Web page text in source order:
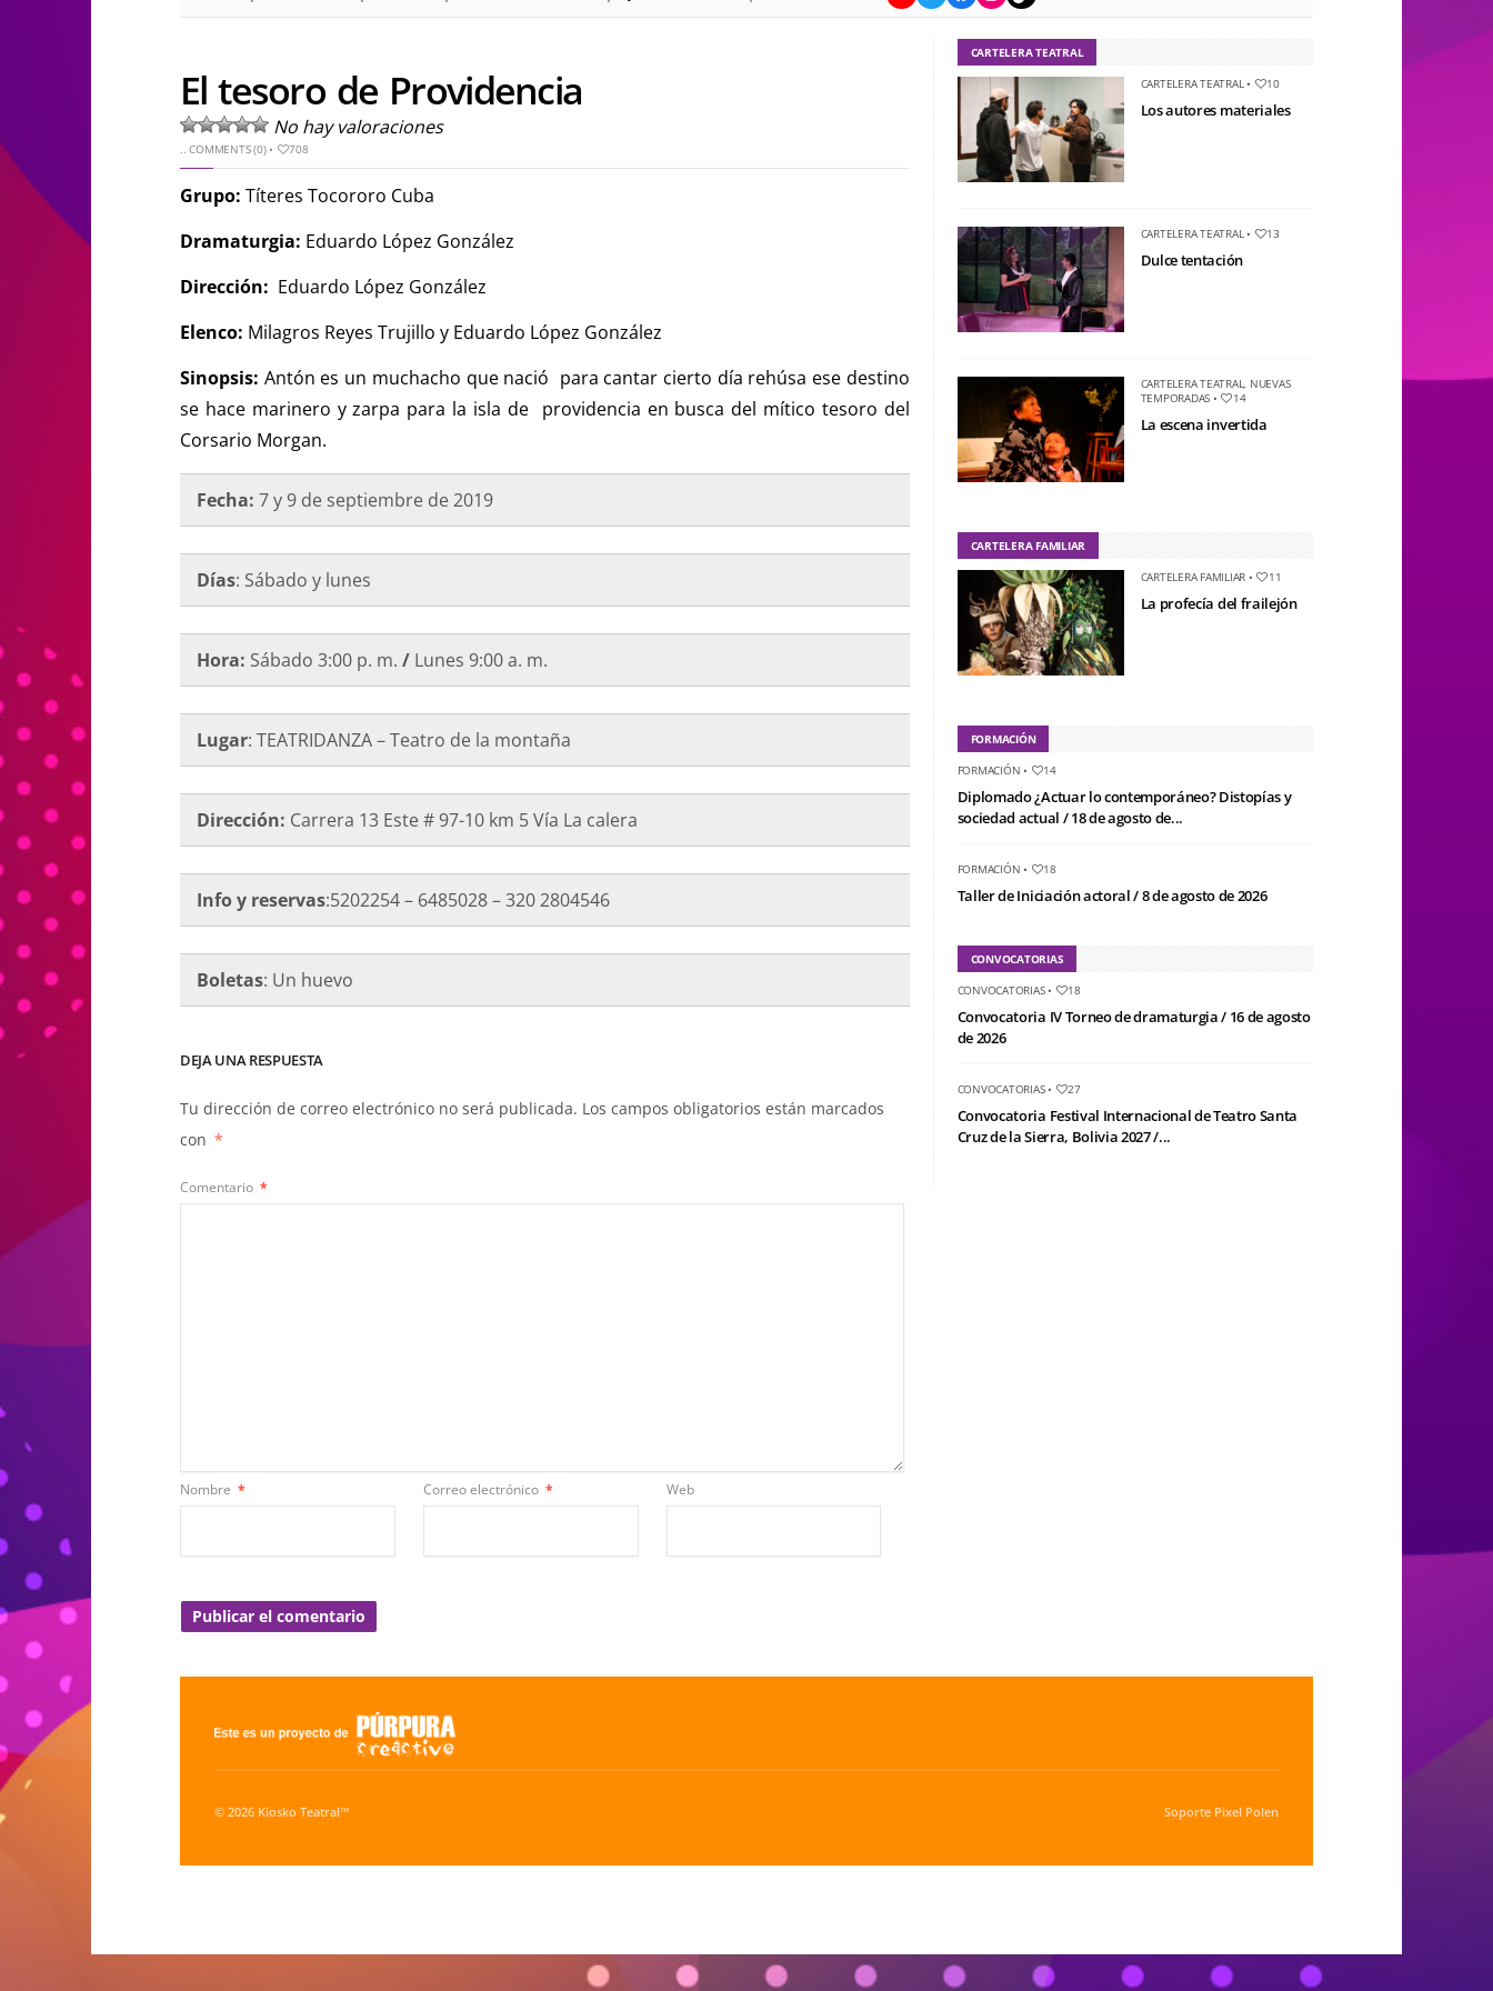
El tesoro de Providencia
No hay valoraciones
..COMMENTS (0)• 708
Grupo: Títeres Tocororo Cuba
Dramaturgia: Eduardo López González
Dirección: Eduardo López González
Elenco: Milagros Reyes Trujillo y Eduardo López González
Sinopsis: Antón es un muchacho que nació para cantar cierto día rehúsa ese destino
se hace marinero y zarpa para la isla de providencia en busca del mítico tesoro del
Corsario Morgan.
Fecha: 7 y 9 de septiembre de 2019
Días: Sábado y lunes
Hora: Sábado 3:00 p. m. / Lunes 9:00 a. m.
Lugar: TEATRIDANZA – Teatro de la montaña
Dirección: Carrera 13 Este # 97-10 km 5 Vía La calera
Info y reservas:5202254 – 6485028 – 320 2804546
Boletas: Un huevo
DEJA UNA RESPUESTA
Tu dirección de correo electrónico no será publicada. Los campos obligatorios están marcados
con *
Comentario *
Nombre * Correo electrónico * Web
CARTELERA TEATRAL
CARTELERA TEATRAL• 10
Los autores materiales
CARTELERA TEATRAL• 13
Dulce tentación
CARTELERA TEATRAL, NUEVAS
TEMPORADAS • 14
La escena invertida
CARTELERA FAMILIAR
CARTELERA FAMILIAR • 11
La profecía del frailejón
FORMACIÓN
FORMACIÓN • 14
Diplomado ¿Actuar lo contemporáneo? Distopías y
sociedad actual / 18 de agosto de...
FORMACIÓN • 18
Taller de Iniciación actoral / 8 de agosto de 2026
CONVOCATORIAS
CONVOCATORIAS• 18
Convocatoria IV Torneo de dramaturgia / 16 de agosto
de 2026
CONVOCATORIAS• 27
Convocatoria Festival Internacional de Teatro Santa
Cruz de la Sierra, Bolivia 2027 /...
© 2026 Kiosko Teatral™ Soporte Pixel Polen